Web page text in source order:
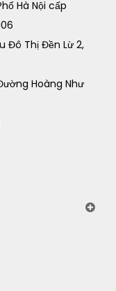
Hà Nội cấp
Đô Thị Đền Lừ 2,
Hoàng Như